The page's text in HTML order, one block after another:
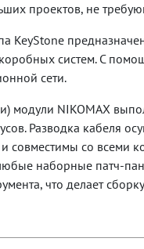
проектов, не
KeyStone
систем. С
сети.
модули NIKOMAX
Разводка кабеля
совместимы со всеми
наборные патч-
что делает